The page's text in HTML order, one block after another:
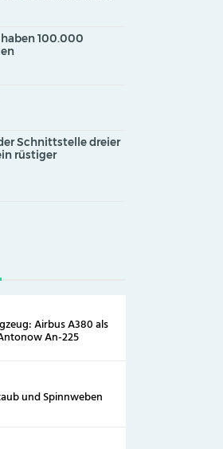
haben 100.000
Schnittstelle dreier
rüstiger
Airbus A380 als
An-225
und Spinnweben